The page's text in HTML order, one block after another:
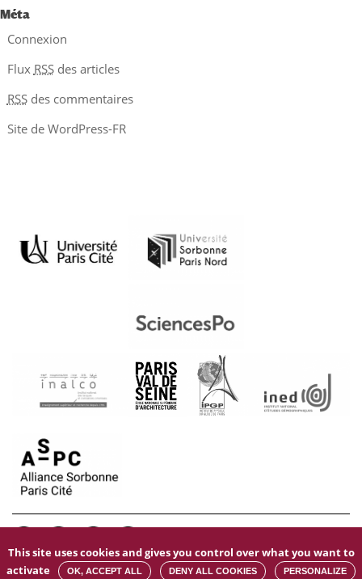
Méta
Connexion
Flux RSSdes articles
RSSdes commentaires
Site de WordPress-FR
Mentions légales|Kit de communication|Données personnelles|
This site uses cookies and gives you control over what you want to
activate
OK, ACCEPT ALL DENY ALL COOKIES PERSONALIZE